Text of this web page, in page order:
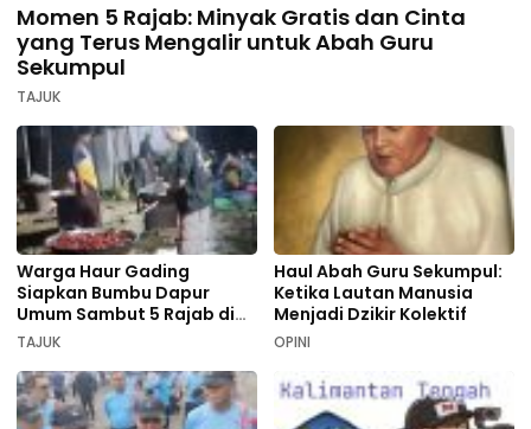
Momen 5 Rajab: Minyak Gratis dan Cinta
yang Terus Mengalir untuk Abah Guru
Sekumpul
TAJUK
Warga Haur Gading
Siapkan Bumbu Dapur
Umum Sambut 5 Rajab di
Sekumpul
TAJUK
Haul Abah Guru Sekumpul:
Ketika Lautan Manusia
Menjadi Dzikir Kolektif
OPINI